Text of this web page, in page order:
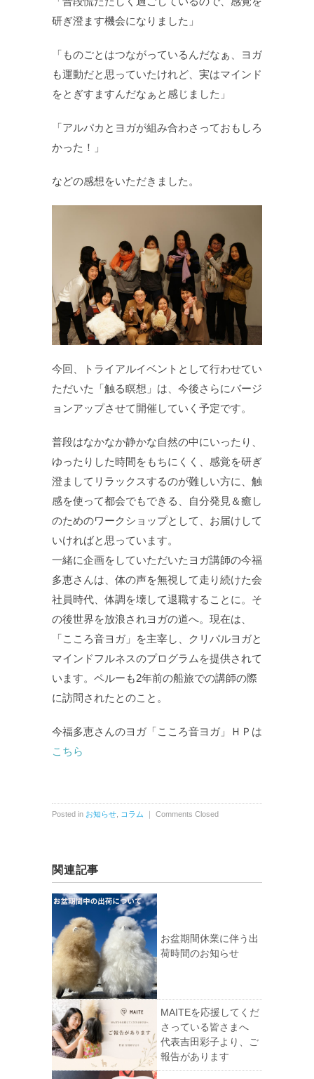
研ぎ澄ます機会になりました」
「ものごとはつながっているんだなぁ、ヨガ
も運動だと思っていたけれど、実はマインド
をとぎすますんだなぁと感じました」
「アルパカとヨガが組み合わさっておもしろ
かった！」
などの感想をいただきました。
今回、トライアルイベントとして行わせてい
ただいた「触る瞑想」は、今後さらにバージ
ョンアップさせて開催していく予定です。
普段はなかなか静かな自然の中にいったり、
ゆったりした時間をもちにくく、感覚を研ぎ
澄ましてリラックスするのが難しい方に、触
感を使って都会でもできる、自分発見＆癒し
のためのワークショップとして、お届けして
いければと思っています。
一緒に企画をしていただいたヨガ講師の今福
多恵さんは、体の声を無視して走り続けた会
社員時代、体調を壊して退職することに。そ
の後世界を放浪されヨガの道へ。現在は、
「こころ音ヨガ」を主宰し、クリパルヨガと
マインドフルネスのプログラムを提供されて
います。ペルーも2年前の船旅での講師の際
に訪問されたとのこと。
今福多恵さんのヨガ「こころ音ヨガ」ＨＰは
こちら
Posted in お知らせ, コラム Comments Closed
関連記事
お盆期間休業に伴う出
荷時間のお知らせ
MAITEを応援してくだ
さっている皆さまへ
代表吉田彩子より、ご
報告があります